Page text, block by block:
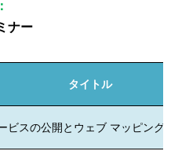
ナー
タイトル
ビスの公開とウェブ マッピング